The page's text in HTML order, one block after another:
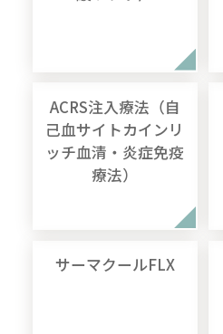
ACRS注入療法（自
己血サイトカインリ
ッチ血清・炎症免疫
療法）
サーマクールFLX